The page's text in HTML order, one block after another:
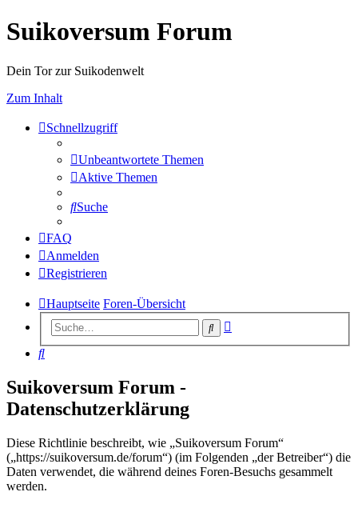
Suikoversum Forum
Dein Tor zur Suikodenwelt
Zum Inhalt
Schnellzugriff
Unbeantwortete Themen
Aktive Themen
Suche
FAQ
Anmelden
Registrieren
Hauptseite Foren-Übersicht
Suche
Suche
Suikoversum Forum -
Datenschutzerklärung
Diese Richtlinie beschreibt, wie „Suikoversum Forum“
(„https://suikoversum.de/forum“) (im Folgenden „der Betreiber“) die
Daten verwendet, die während deines Foren-Besuchs gesammelt
werden.